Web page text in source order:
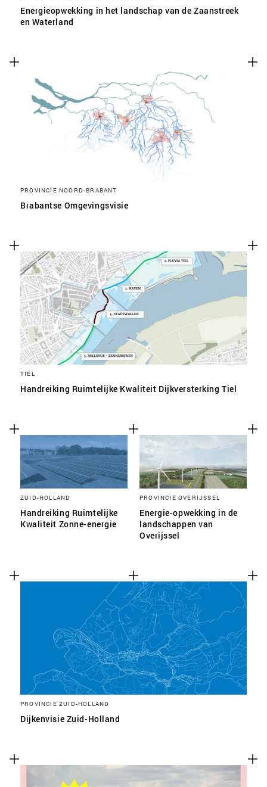
Energieopwekking in het landschap van de Zaanstreek
en Waterland
PROVINCIE NOORD-BRABANT
Brabantse Omgevingsvisie
TIEL
Handreiking Ruimtelijke Kwaliteit Dijkversterking Tiel
ZUID-HOLLAND
Handreiking Ruimtelijke
Kwaliteit Zonne-energie
PROVINCIE OVERIJSSEL
Energie-opwekking in de
landschappen van
Overijssel
PROVINCIE ZUID-HOLLAND
Dijkenvisie Zuid-Holland